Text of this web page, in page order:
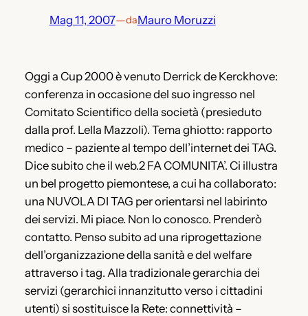
Mag 11, 2007—daMauro Moruzzi
Oggi a Cup 2000 è venuto Derrick de Kerckhove:
conferenza in occasione del suo ingresso nel
Comitato Scientifico della società (presieduto
dalla prof. Lella Mazzoli). Tema ghiotto: rapporto
medico – paziente al tempo dell’internet dei TAG.
Dice subito che il web.2 FA COMUNITA’. Ci illustra
un bel progetto piemontese, a cui ha collaborato:
una NUVOLA DI TAG per orientarsi nel labirinto
dei servizi. Mi piace. Non lo conosco. Prenderò
contatto. Penso subito ad una riprogettazione
dell’organizzazione della sanità e del welfare
attraverso i tag. Alla tradizionale gerarchia dei
servizi (gerarchici innanzitutto verso i cittadini
utenti) si sostituisce la Rete: connettività –